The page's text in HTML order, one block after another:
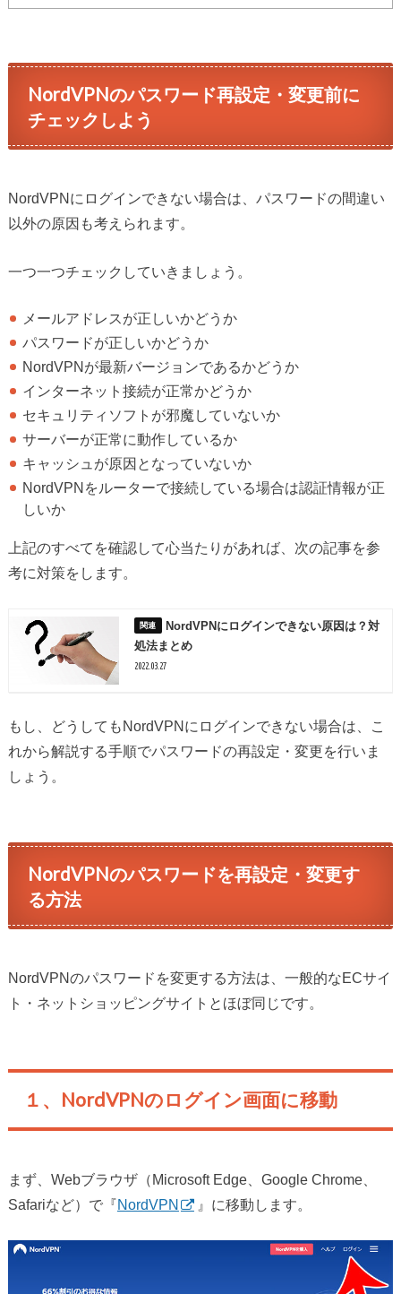
NordVPNのパスワード再設定・変更前に
チェックしよう
NordVPNにログインできない場合は、パスワードの間違い
以外の原因も考えられます。
一つ一つチェックしていきましょう。
メールアドレスが正しいかどうか
パスワードが正しいかどうか
NordVPNが最新バージョンであるかどうか
インターネット接続が正常かどうか
セキュリティソフトが邪魔していないか
サーバーが正常に動作しているか
キャッシュが原因となっていないか
NordVPNをルーターで接続している場合は認証情報が正
しいか
上記のすべてを確認して心当たりがあれば、次の記事を参
考に対策をします。
NordVPNにログインできない原因は？対
処法まとめ
2022.03.27
もし、どうしてもNordVPNにログインできない場合は、こ
れから解説する手順でパスワードの再設定・変更を行いま
しょう。
NordVPNのパスワードを再設定・変更す
る方法
NordVPNのパスワードを変更する方法は、一般的なECサイ
ト・ネットショッピングサイトとほぼ同じです。
１、NordVPNのログイン画面に移動
まず、Webブラウザ（Microsoft Edge、Google Chrome、
Safariなど）で『NordVPN 』に移動します。